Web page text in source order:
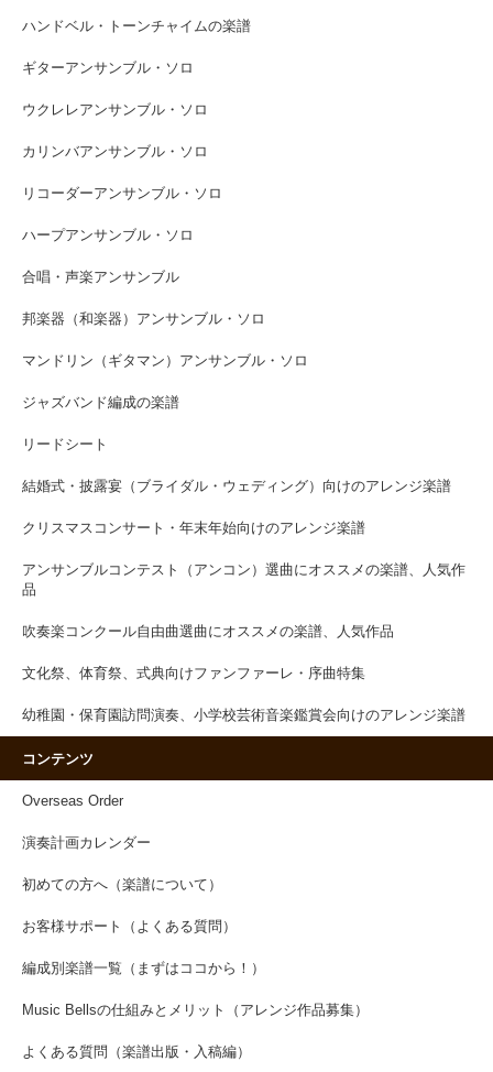
ハンドベル・トーンチャイムの楽譜
ギターアンサンブル・ソロ
ウクレレアンサンブル・ソロ
カリンバアンサンブル・ソロ
リコーダーアンサンブル・ソロ
ハープアンサンブル・ソロ
合唱・声楽アンサンブル
邦楽器（和楽器）アンサンブル・ソロ
マンドリン（ギタマン）アンサンブル・ソロ
ジャズバンド編成の楽譜
リードシート
結婚式・披露宴（ブライダル・ウェディング）向けのアレンジ楽譜
クリスマスコンサート・年末年始向けのアレンジ楽譜
アンサンブルコンテスト（アンコン）選曲にオススメの楽譜、人気作
品
吹奏楽コンクール自由曲選曲にオススメの楽譜、人気作品
文化祭、体育祭、式典向けファンファーレ・序曲特集
幼稚園・保育園訪問演奏、小学校芸術音楽鑑賞会向けのアレンジ楽譜
コンテンツ
Overseas Order
演奏計画カレンダー
初めての方へ（楽譜について）
お客様サポート（よくある質問）
編成別楽譜一覧（まずはココから！）
Music Bellsの仕組みとメリット（アレンジ作品募集）
よくある質問（楽譜出版・入稿編）